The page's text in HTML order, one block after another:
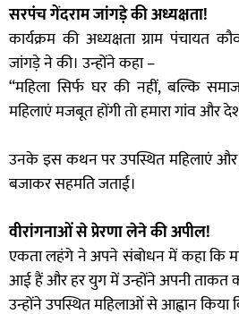
सरपंच गेंदराम जांगड़े की अध्यक्षता!
कार्यक्रम की अध्यक्षता ग्राम पंचायत
जांगड़े ने की। उन्होंने कहा –
“महिला सिर्फ घर की नहीं, बल्कि
महिलाएं मजबूत होंगी तो हमारा गांव और
उनके इस कथन पर उपस्थित महिलाएं और
बजाकर सहमति जताई।
वीरांगनाओं से प्रेरणा लेने की अपील!
एकता लहंगे ने अपने संबोधन में कहा कि
आई हैं और हर युग में उन्होंने अपनी ताकत
उन्होंने उपस्थित महिलाओं से आह्वान किया